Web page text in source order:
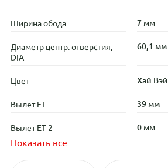
Ширина обода 7 мм
Диаметр центр. отверстия,
DIA
60,1 мм
Цвет Хай Вэй
Вылет ET 39 мм
Вылет ET 2 0 мм
Показать все